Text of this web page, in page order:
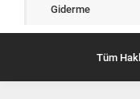
Giderme
Tüm